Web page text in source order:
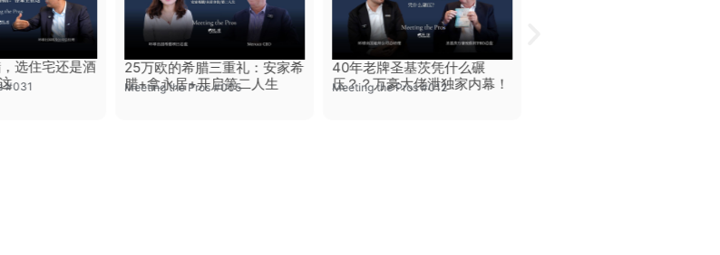
选住宅还是酒
#031
25万欧的希腊三重礼：安家希
腊+拿永居+开启第二人生
Meeting the Pros #005
40年老牌圣基茨凭什么碾
压？？万豪大佬泄独家内幕！
Meeting the Pros #012